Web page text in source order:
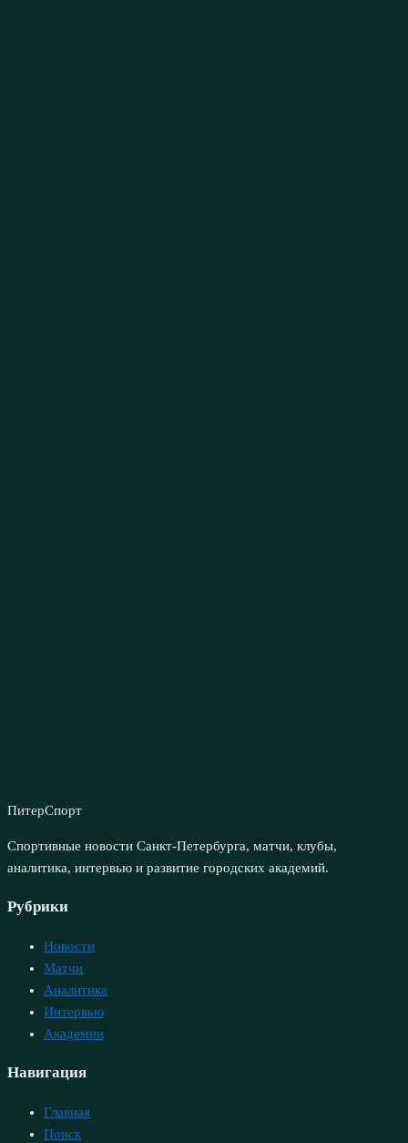
ПитерСпорт
Спортивные новости Санкт-Петербурга, матчи, клубы,
аналитика, интервью и развитие городских академий.
Рубрики
Новости
Матчи
Аналитика
Интервью
Академии
Навигация
Главная
Поиск